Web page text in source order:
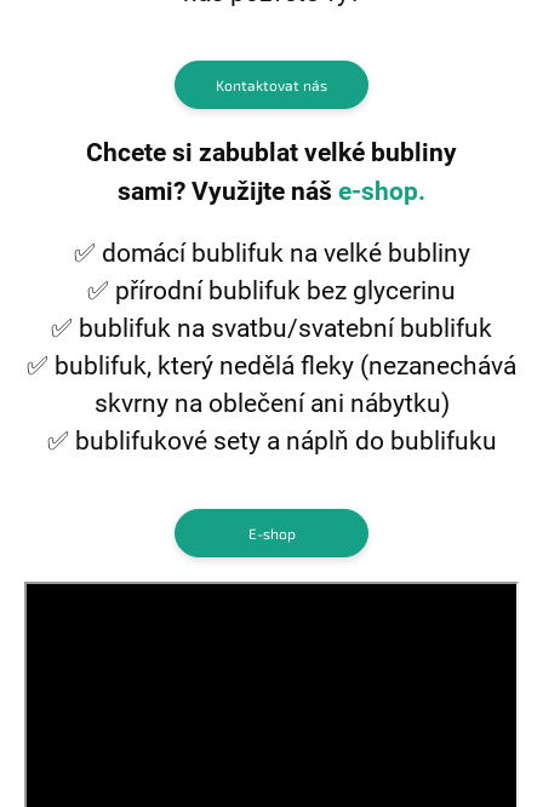
Kontaktovat nás
Chcete si zabublat velké bubliny
sami? Využijte náš e-shop.
✅ domácí bublifuk na velké bubliny
✅ přírodní bublifuk bez glycerinu
✅ bublifuk na svatbu/svatební bublifuk
✅ bublifuk, který nedělá fleky (nezanechává
skvrny na oblečení ani nábytku)
✅ bublifukové sety a náplň do bublifuku
E-shop